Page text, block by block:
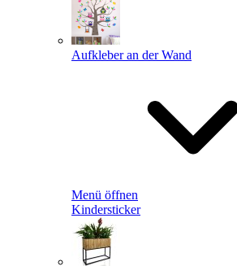
Aufkleber an der Wand
Menü öffnen
Kindersticker